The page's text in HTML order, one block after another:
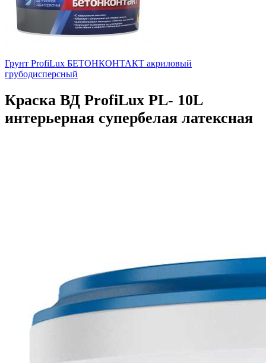
Грунт ProfiLux БЕТОНКОНТАКТ акриловый
грубодисперсный
Краска ВД ProfiLux PL- 10L
интерьерная супербелая латексная